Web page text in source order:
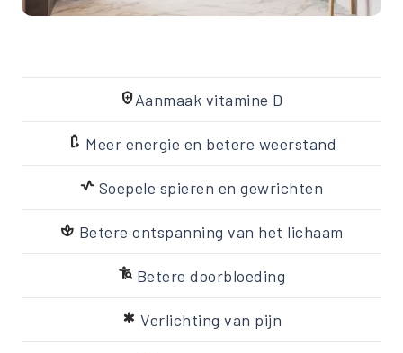
health_and_safetyAanmaak vitamine D
battery_charging_full Meer energie en betere weerstand
vital_signs Soepele spieren en gewrichten
spa Betere ontspanning van het lichaam
conditionsBetere doorbloeding
emergency Verlichting van pijn